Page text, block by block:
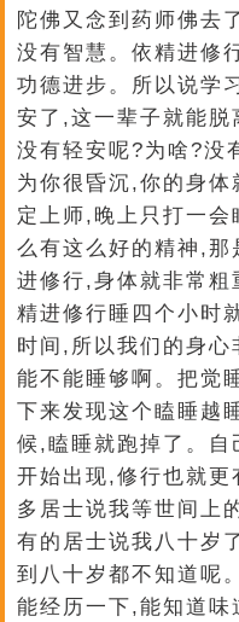
陀佛又念到药师佛去
没有智慧。依精进修
功德进步。所以说学
安了,这一辈子就能脱
没有轻安呢?为啥?没
为你很昏沉,你的身体
定上师,晚上只打一
么有这么好的精神,
进修行,身体就非常粗
精进修行睡四个小时
时间,所以我们的身心
能不能睡够啊。把觉
下来发现这个瞌睡越
候,瞌睡就跑掉了。自
开始出现,修行也就
多居士说我等世间上
有的居士说我八十岁
到八十岁都不知道呢
能经历一下,能知道